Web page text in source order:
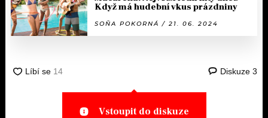
Když má hudební vkus prázdniny
SOŇA POKORNÁ / 21. 06. 2024
Diskuze 3
Vstoupit do diskuze